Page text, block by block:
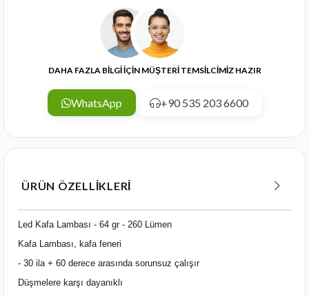
DAHA FAZLA BİLGİ İÇİN MÜŞTERİ TEMSİLCİMİZ HAZIR
WhatsApp +90 535 203 6600
ÜRÜN ÖZELLIKLERI
Led Kafa Lambası - 64 gr - 260 Lümen
Kafa Lambası, kafa feneri
- 30 ila + 60 derece arasında sorunsuz çalışır
Düşmelere karşı dayanıklı